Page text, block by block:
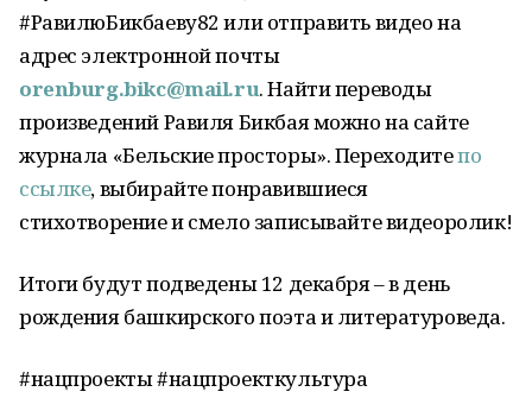
#РавилюБикбаеву82 или отправить видео на
адрес электронной почты
orenburg.bikc@mail.ru. Найти переводы
произведений Равиля Бикбая можно на сайте
журнала «Бельские просторы». Переходитепо
ссылке, выбирайте понравившиеся
стихотворение и смело записывайте видеоролик!
Итоги будут подведены 12 декабря – в день
рождения башкирского поэта и литературоведа.
#нацпроекты #нацпроекткультура